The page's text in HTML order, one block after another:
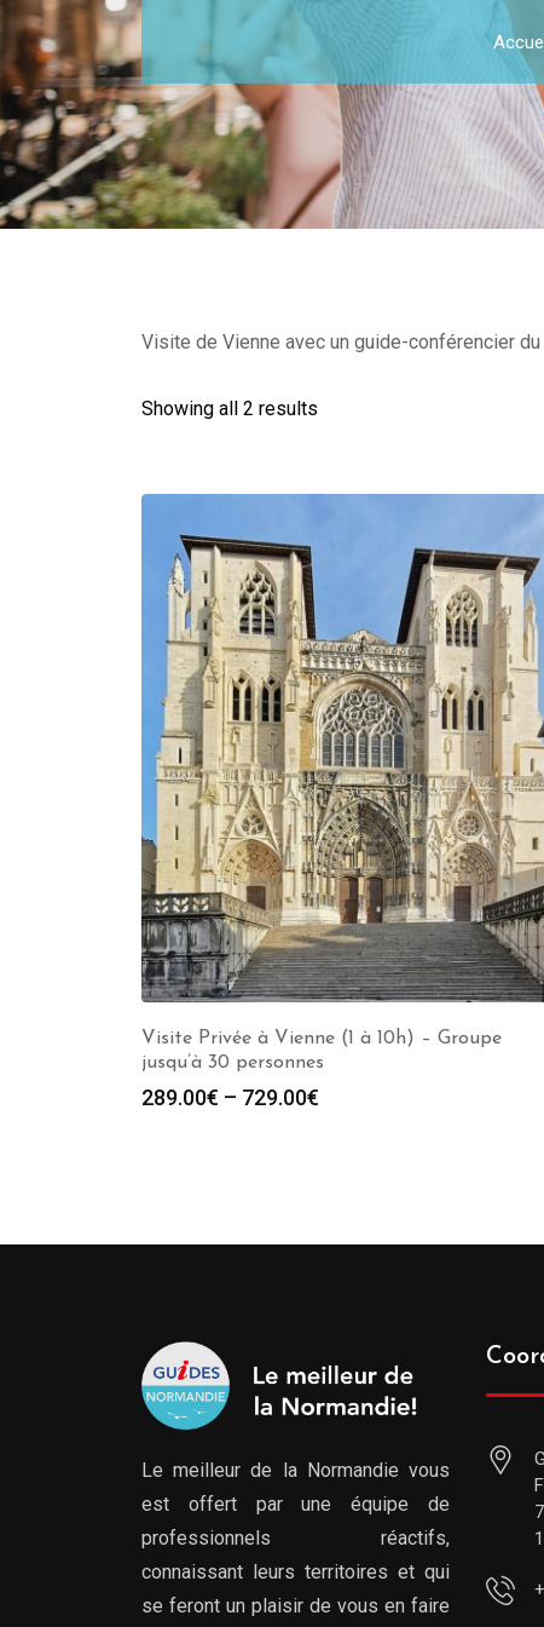
Visite de Vienne avec un guide-conférencier
Showing all 2 results
Visite Privée à Vienne (1 à 10h) – Groupe
jusqu’à 30 personnes
289.00€ – 729.00€
Le meilleur de la Normandie vous
est offert par une équipe de
professionnels réactifs,
connaissant leurs territoires et qui
se feront un plaisir de vous en faire